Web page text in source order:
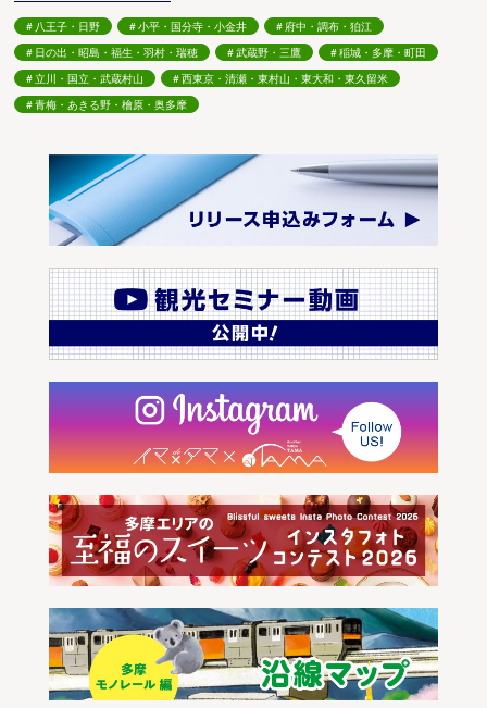
八王子・日野 小平・国分寺・小金井
府中・調布・狛江
日の出・昭島・福生・羽村・瑞穂
武蔵野・三鷹
稲城・多摩・町田
立川・国立・武蔵村山
西東京・清瀬・東村山・東大和・東久留米
青梅・あきる野・檜原・奥多摩